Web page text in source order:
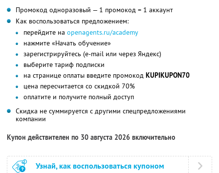
Промокод одноразовый — 1 промокод = 1 аккаунт
Как воспользоваться предложением:
перейдите на openagents.ru/academy
нажмите «Начать обучение»
зарегистрируйтесь (e-mail или через Яндекс)
выберите тариф подписки
на странице оплаты введите промокод KUPIKUPON70
цена пересчитается со скидкой 70%
оплатите и получите полный доступ
Скидка не суммируется с другими спецпредложениями
компании
Купон действителен по 30 августа 2026 включительно
Узнай, как воспользоваться купоном